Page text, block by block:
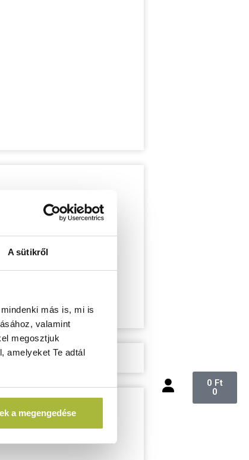
A sütikről
más is, mi is
valamint
megosztjuk
amelyeket Te adtál
a megengedése
0 Ft
0